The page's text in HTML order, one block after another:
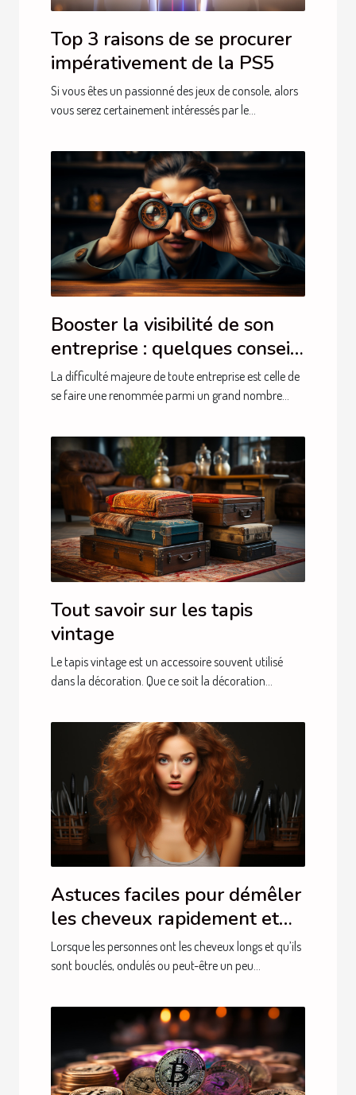
Top 3 raisons de se procurer
impérativement de la PS5
Si vous êtes un passionné des jeux de console, alors
vous serez certainement intéressés par le...
Booster la visibilité de son
entreprise : quelques conseils
et astuces
La difficulté majeure de toute entreprise est celle de
se faire une renommée parmi un grand nombre...
Tout savoir sur les tapis
vintage
Le tapis vintage est un accessoire souvent utilisé
dans la décoration. Que ce soit la décoration...
Astuces faciles pour démêler
les cheveux rapidement et
sans douleur
Lorsque les personnes ont les cheveux longs et qu’ils
sont bouclés, ondulés ou peut-être un peu...